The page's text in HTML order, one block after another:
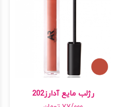
رژلب مایع آدارز202